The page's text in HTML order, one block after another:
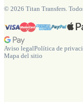
© 2026 Titan Transfers.
Aviso legalPolítica de
Mapa del sitio